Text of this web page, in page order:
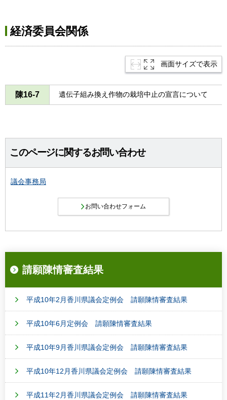
経済委員会関係
画面サイズで表示
陳16-7 遺伝子組み換え作物の栽培中止の宣言について
このページに関するお問い合わせ
議会事務局
請願陳情審査結果
平成10年2月香川県議会定例会 請願陳情審査結果
平成10年6月定例会 請願陳情審査結果
平成10年9月香川県議会定例会 請願陳情審査結果
平成10年12月香川県議会定例会 請願陳情審査結果
平成11年2月香川県議会定例会 請願陳情審査結果